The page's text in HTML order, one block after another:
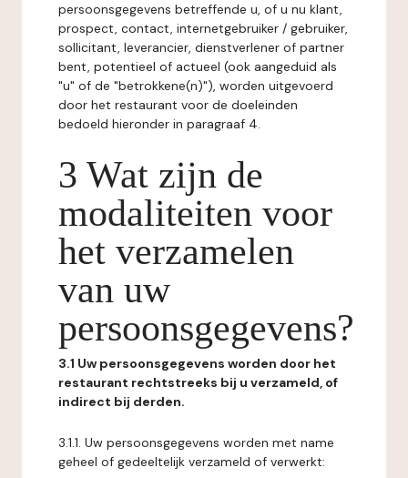
persoonsgegevens betreffende u, of u nu klant,
prospect, contact, internetgebruiker / gebruiker,
sollicitant, leverancier, dienstverlener of partner
bent, potentieel of actueel (ook aangeduid als
"u" of de "betrokkene(n)"), worden uitgevoerd
door het restaurant voor de doeleinden
bedoeld hieronder in paragraaf 4.
3 Wat zijn de
modaliteiten voor
het verzamelen
van uw
persoonsgegevens?
3.1 Uw persoonsgegevens worden door het
restaurant rechtstreeks bij u verzameld, of
indirect bij derden.
3.1.1. Uw persoonsgegevens worden met name
geheel of gedeeltelijk verzameld of verwerkt: